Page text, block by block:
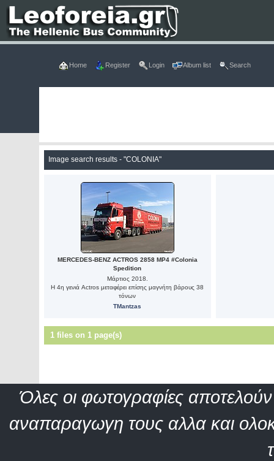
Home Register Login Album list Search
Image search results - "COLONIA"
MERCEDES-BENZ ACTROS 2858 MP4 #Colonia
Spedition
Μάρτιος 2018.
Η 4η γενιά Actros μεταφέρει επίσης μαγνήτη βάρους 38
τόνων
TMantzas
1 files on 1 page(s)
Όλες οι φωτογραφίες αποτελούν
αναπαραγωγη τους αλλα και